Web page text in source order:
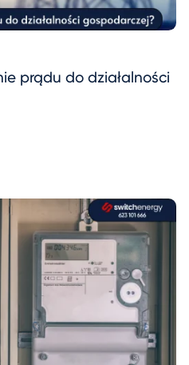
prądu do działalności